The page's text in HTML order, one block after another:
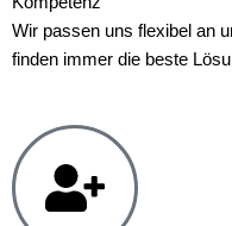
Wir passen uns flexibel an
finden immer die beste